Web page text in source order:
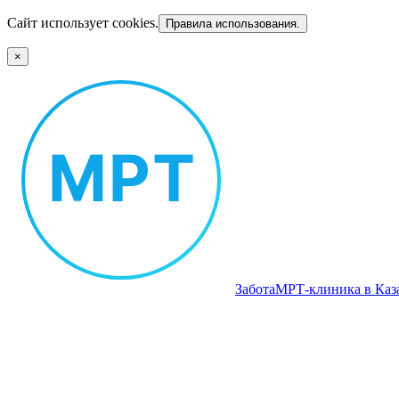
Сайт использует cookies. Правила использования.
×
ЗаботаМРТ‑клиника в